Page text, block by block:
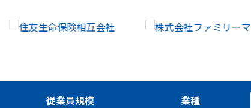
従業員規模 業種